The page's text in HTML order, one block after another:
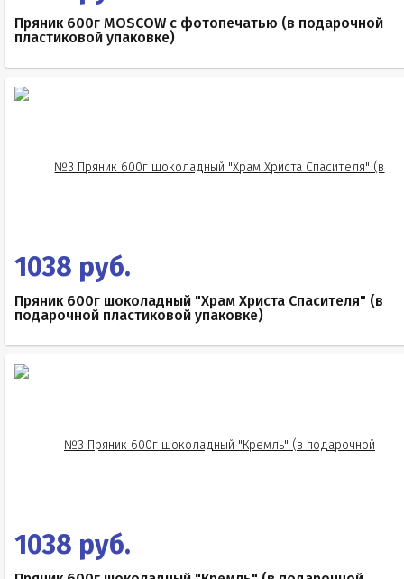
Пряник 600г MOSCOW с фотопечатью (в подарочной
пластиковой упаковке)
1038 руб.
Пряник 600г шоколадный "Храм Христа Спасителя" (в
подарочной пластиковой упаковке)
1038 руб.